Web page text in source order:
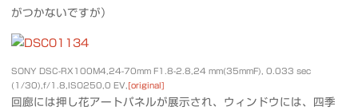
がつかないですが）
SONY DSC-RX100M4,24-70mm F1.8-2.8,24 mm(35mmF), 0.033 sec
(1/30),f/1.8,ISO250,0 EV, [original]
回廊には押し花アートパネルが展示され、ウィンドウには、四季